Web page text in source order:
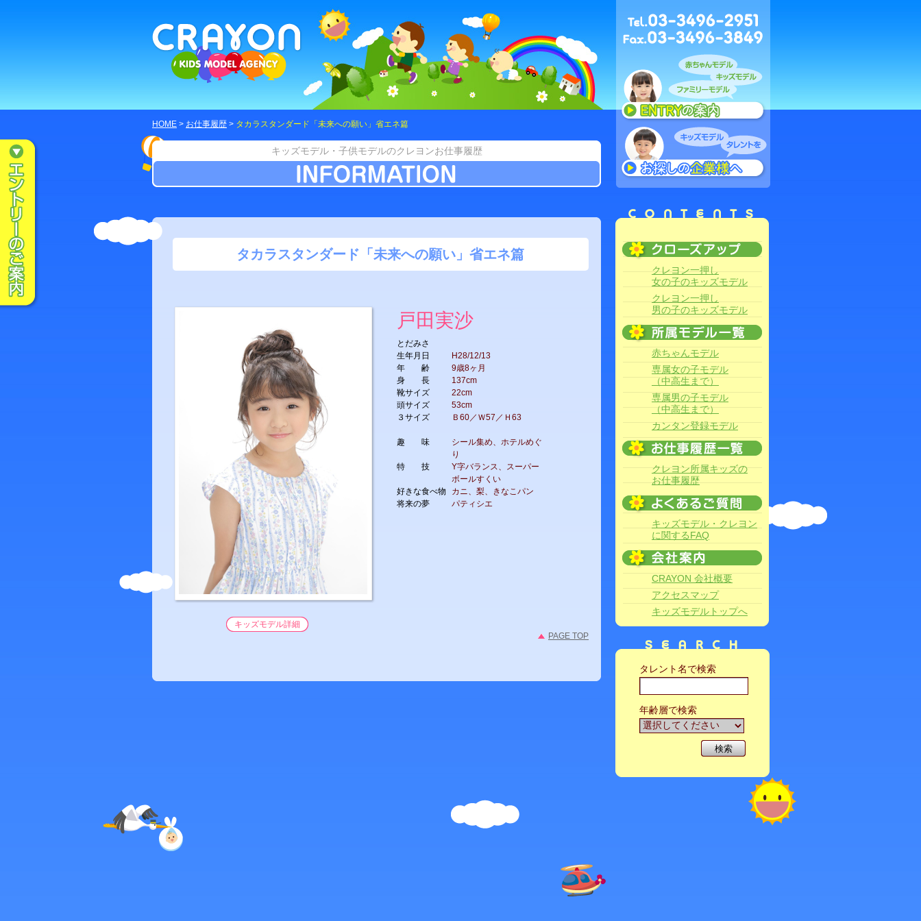
HOME > お仕事履歴 > タカラスタンダード「未来への願い」省エネ篇
キッズモデル・子供モデルのクレヨンお仕事履歴
タカラスタンダード「未来への願い」省エネ篇
キッズモデル詳細
戸田実沙
とだみさ
生年月日
H28/12/13
年 齢
9歳8ヶ月
身 長
137cm
靴サイズ
22cm
頭サイズ
53cm
３サイズ
Ｂ60／Ｗ57／Ｈ63
趣 味
シール集め、ホテルめぐ
り
特 技
Y字バランス、スーパー
ボールすくい
好きな食べ物
カニ、梨、きなこパン
将来の夢
パティシエ
PAGE TOP
クレヨン一押し
女の子のキッズモデル
クレヨン一押し
男の子のキッズモデル
赤ちゃんモデル
専属女の子モデル
（中高生まで）
専属男の子モデル
（中高生まで）
カンタン登録モデル
クレヨン所属キッズの
お仕事履歴
キッズモデル・クレヨン
に関するFAQ
CRAYON 会社概要
アクセスマップ
キッズモデルトップへ
タレント名で検索
年齢層で検索